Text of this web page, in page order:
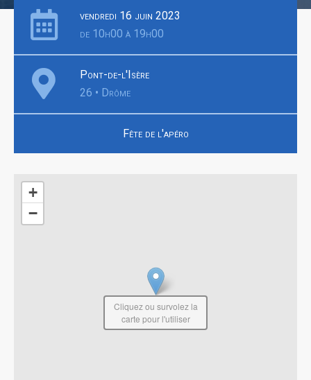
vendredi 16 juin 2023
de 10h00 à 19h00
Pont-de-l'Isère
26 • Drôme
Fête de l'apéro
+
−
Cliquez ou survolez la
carte pour l'utiliser